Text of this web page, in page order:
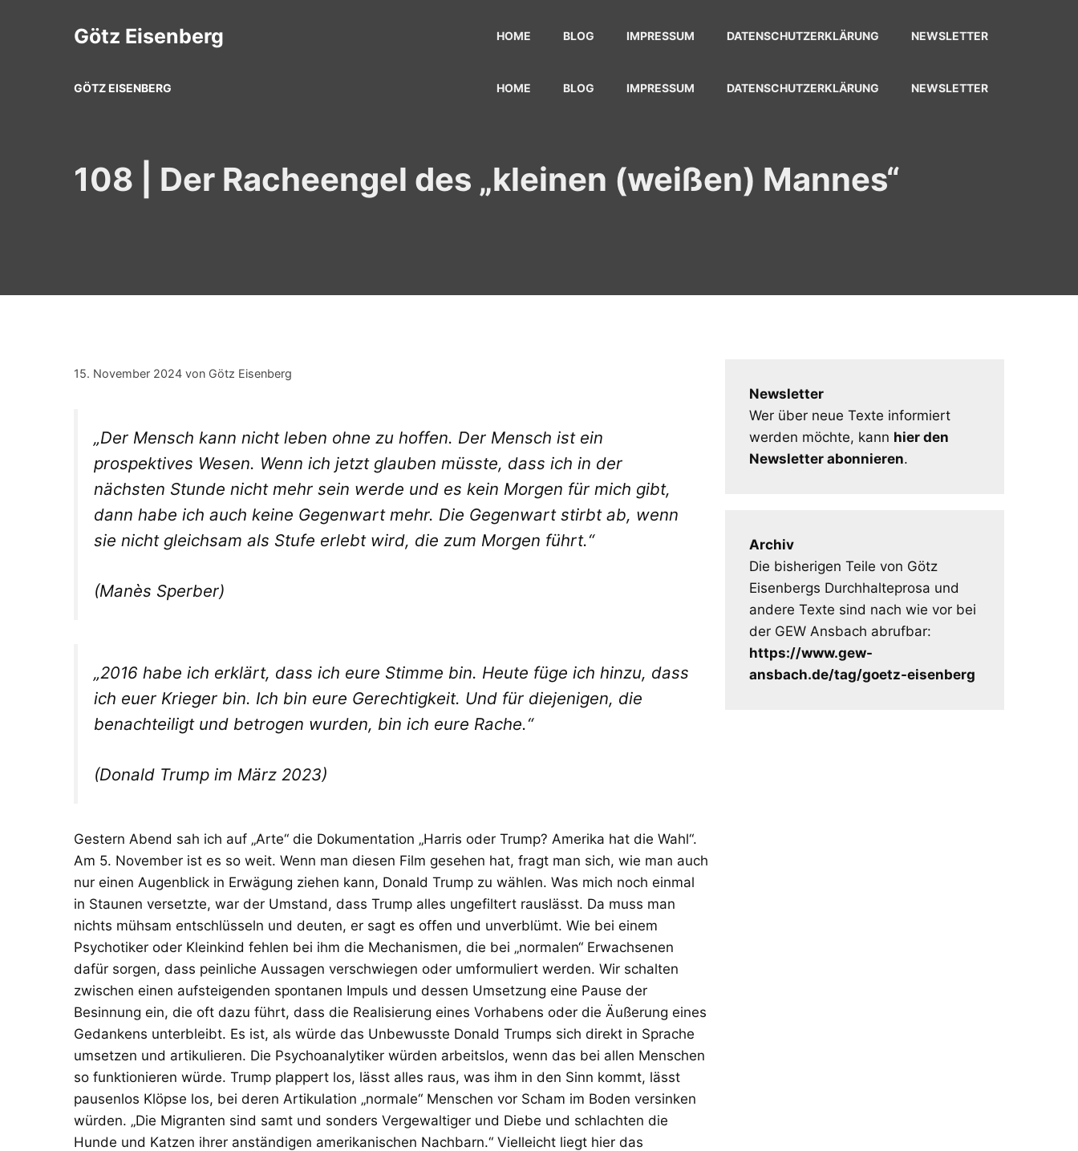
Götz Eisenberg HOME BLOG IMPRESSUM DATENSCHUTZERKLÄRUNG NEWSLETTER
GÖTZ EISENBERG HOME BLOG IMPRESSUM DATENSCHUTZERKLÄRUNG NEWSLETTER
108 | Der Racheengel des „kleinen (weißen) Mannes“
15. November 2024 von Götz Eisenberg
„Der Mensch kann nicht leben ohne zu hoffen. Der Mensch ist ein
prospektives Wesen. Wenn ich jetzt glauben müsste, dass ich in der
nächsten Stunde nicht mehr sein werde und es kein Morgen für mich gibt,
dann habe ich auch keine Gegenwart mehr. Die Gegenwart stirbt ab, wenn
sie nicht gleichsam als Stufe erlebt wird, die zum Morgen führt.“
(Manès Sperber)
„2016 habe ich erklärt, dass ich eure Stimme bin. Heute füge ich hinzu, dass
ich euer Krieger bin. Ich bin eure Gerechtigkeit. Und für diejenigen, die
benachteiligt und betrogen wurden, bin ich eure Rache.“
(Donald Trump im März 2023)
Gestern Abend sah ich auf „Arte“ die Dokumentation „Harris oder Trump? Amerika hat die Wahl“.
Am 5. November ist es so weit. Wenn man diesen Film gesehen hat, fragt man sich, wie man auch
nur einen Augenblick in Erwägung ziehen kann, Donald Trump zu wählen. Was mich noch einmal
in Staunen versetzte, war der Umstand, dass Trump alles ungefiltert rauslässt. Da muss man
nichts mühsam entschlüsseln und deuten, er sagt es offen und unverblümt. Wie bei einem
Psychotiker oder Kleinkind fehlen bei ihm die Mechanismen, die bei „normalen“ Erwachsenen
dafür sorgen, dass peinliche Aussagen verschwiegen oder umformuliert werden. Wir schalten
zwischen einen aufsteigenden spontanen Impuls und dessen Umsetzung eine Pause der
Besinnung ein, die oft dazu führt, dass die Realisierung eines Vorhabens oder die Äußerung eines
Gedankens unterbleibt. Es ist, als würde das Unbewusste Donald Trumps sich direkt in Sprache
umsetzen und artikulieren. Die Psychoanalytiker würden arbeitslos, wenn das bei allen Menschen
so funktionieren würde. Trump plappert los, lässt alles raus, was ihm in den Sinn kommt, lässt
pausenlos Klöpse los, bei deren Artikulation „normale“ Menschen vor Scham im Boden versinken
würden. „Die Migranten sind samt und sonders Vergewaltiger und Diebe und schlachten die
Hunde und Katzen ihrer anständigen amerikanischen Nachbarn.“ Vielleicht liegt hier das
Newsletter
Wer über neue Texte informiert
werden möchte, kann hier den
Newsletter abonnieren.
Archiv
Die bisherigen Teile von Götz
Eisenbergs Durchhalteprosa und
andere Texte sind nach wie vor bei
der GEW Ansbach abrufbar:
https://www.gew-
ansbach.de/tag/goetz-eisenberg